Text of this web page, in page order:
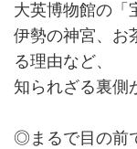
大英博物館の「
伊勢の神宮、お
る理由など、
知られざる裏側
◎まるで目の前